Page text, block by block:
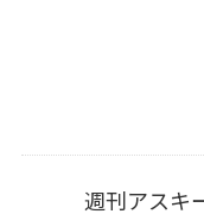
週刊アスキ